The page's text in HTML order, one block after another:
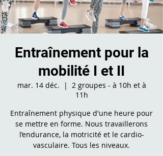
Entraînement pour la
mobilité I et II
mar. 14 déc.
  |
2 groupes - à 10h et à
11h
Entraînement physique d'une heure pour
se mettre en forme. Nous travaillerons
l’endurance, la motricité et le cardio-
vasculaire. Tous les niveaux.